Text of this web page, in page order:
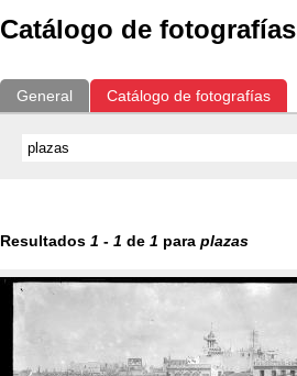
Catálogo de fotografías
General Catálogo de fotografías
Resultados 1 - 1 de 1 para plazas